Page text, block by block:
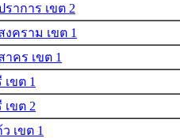
าการ เขต 2
คราม เขต 1
คร เขต 1
ขต 1
เขต 2
เขต 1